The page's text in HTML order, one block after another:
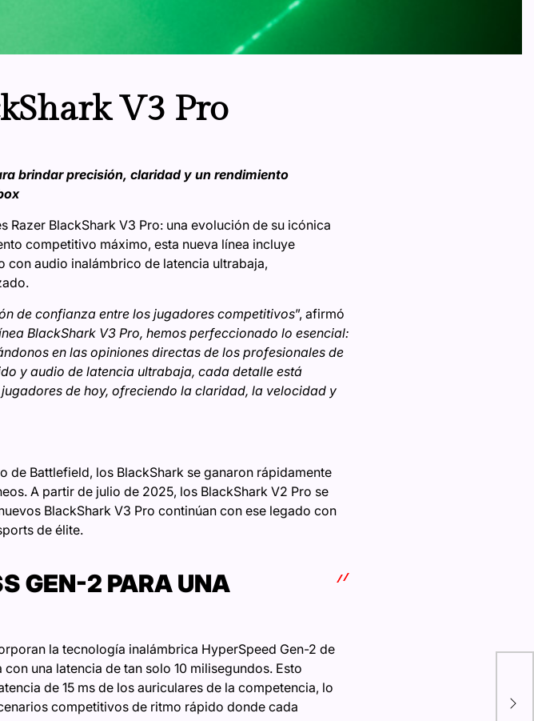
V3 Pro
brindar precisión, claridad y un rendimiento
Razer BlackShark V3 Pro: una evolución de su icónica
competitivo máximo, esta nueva línea incluye
con audio inalámbrico de latencia ultrabaja,
de confianza entre los jugadores competitivos”, afirmó
BlackShark V3 Pro, hemos perfeccionado lo esencial:
en las opiniones directas de los profesionales de
y audio de latencia ultrabaja, cada detalle está
de hoy, ofreciendo la claridad, la velocidad y
de Battlefield, los BlackShark se ganaron rápidamente
A partir de julio de 2025, los BlackShark V2 Pro se
BlackShark V3 Pro continúan con ese legado con
de élite.
GEN-2 PARA UNA
la tecnología inalámbrica HyperSpeed Gen-2 de
una latencia de tan solo 10 milisegundos. Esto
de 15 ms de los auriculares de la competencia, lo
competitivos de ritmo rápido donde cada